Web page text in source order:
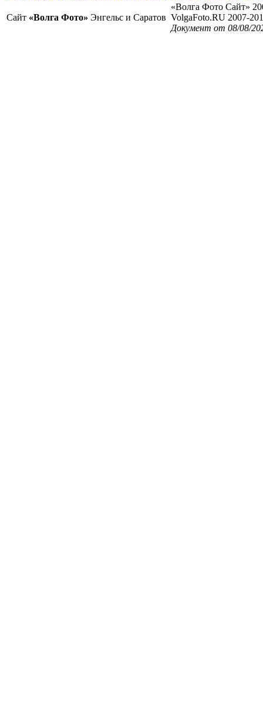
Сайт «Волга Фото» Энгельс и Саратов
«Волга Фото Сайт»
VolgaFoto.RU 2007-
Документ от 08/08/